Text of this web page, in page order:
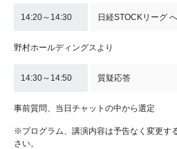
14:20～14:30 日経STOCKリーグ
野村ホールディングスより
14:30～14:50 質疑応答
事前質問、当日チャットの中から選定
※プログラム、講演内容は予告なく変更す
さい。